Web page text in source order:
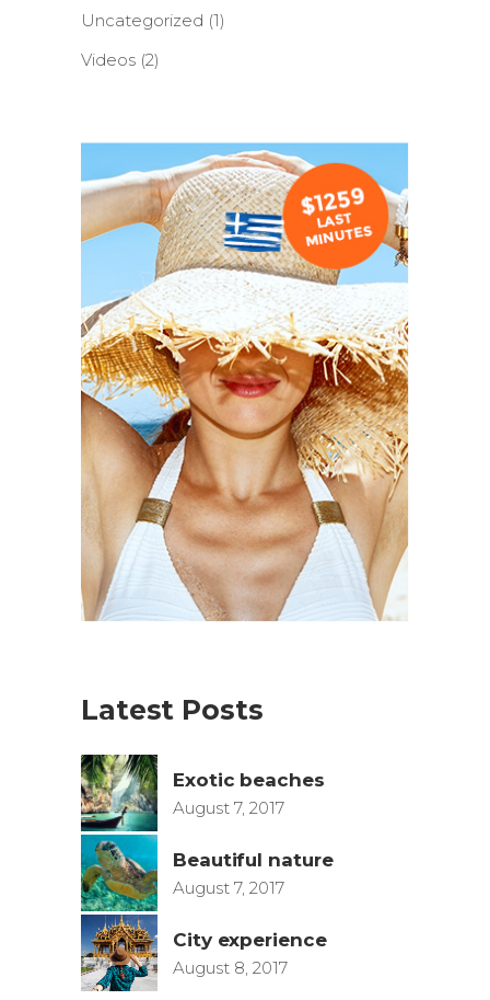
Uncategorized (1)
Videos (2)
Latest Posts
Exotic beaches
August 7, 2017
Beautiful nature
August 7, 2017
City experience
August 8, 2017